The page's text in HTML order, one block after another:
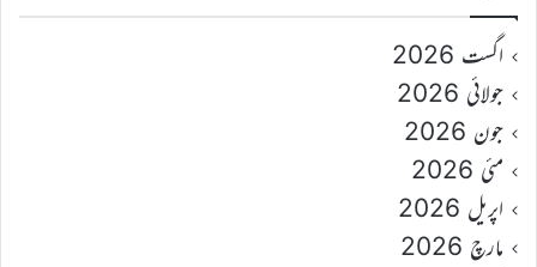
اگست 2026
جولائی 2026
جون 2026
مئی 2026
اپریل 2026
مارچ 2026